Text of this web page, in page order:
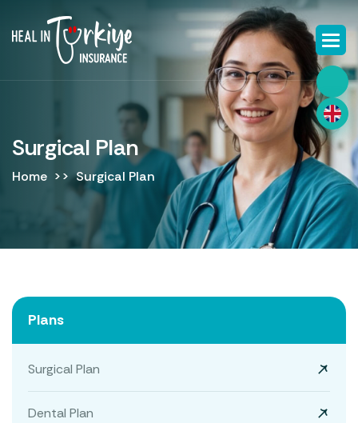
Surgical Plan
Home Surgical Plan
Plans
Surgical Plan
Dental Plan